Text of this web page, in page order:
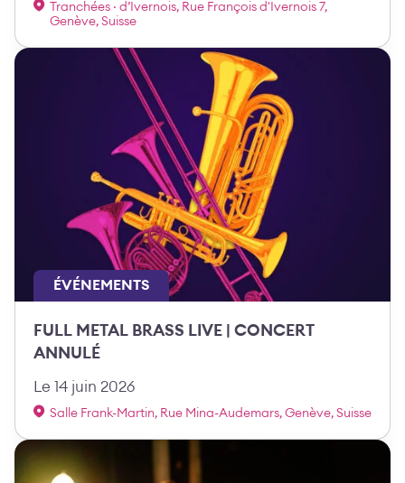
Tranchées · d’Ivernois, Rue François d'Ivernois 7,
Genève, Suisse
ÉVÉNEMENTS
FULL METAL BRASS LIVE | CONCERT
ANNULÉ
Le 14 juin 2026
Salle Frank-Martin, Rue Mina-Audemars, Genève, Suisse